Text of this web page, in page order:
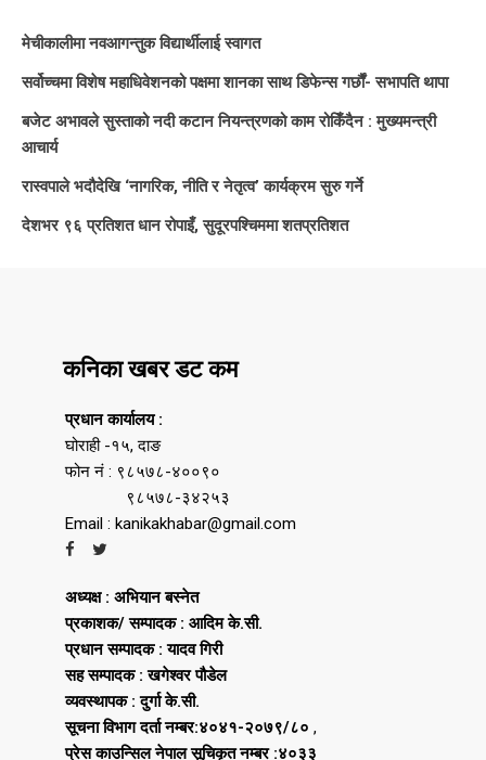
मेचीकालीमा नवआगन्तुक विद्यार्थीलाई स्वागत
सर्वोच्चमा विशेष महाधिवेशनको पक्षमा शानका साथ डिफेन्स गर्छौं- सभापति थापा
बजेट अभावले सुस्ताको नदी कटान नियन्त्रणको काम रोकिँदैन : मुख्यमन्त्री
आचार्य
रास्वपाले भदौदेखि ‘नागरिक, नीति र नेतृत्व’ कार्यक्रम सुरु गर्ने
देशभर ९६ प्रतिशत धान रोपाइँ, सुदूरपश्चिममा शतप्रतिशत
कनिका खबर डट कम
प्रधान कार्यालय :
घोराही -१५, दाङ
फोन नं : ९८५७८-४००९०
९८५७८-३४२५३
Email : kanikakhabar@gmail.com
अध्यक्ष : अभियान बस्नेत
प्रकाशक/ सम्पादक : आदिम के.सी.
प्रधान सम्पादक : यादव गिरी
सह सम्पादक : खगेश्वर पौडेल
व्यवस्थापक : दुर्गा के.सी.
सूचना विभाग दर्ता नम्बर:४०४१-२०७९/८० ,
प्रेस काउन्सिल नेपाल सूचिकृत नम्बर :४०३३